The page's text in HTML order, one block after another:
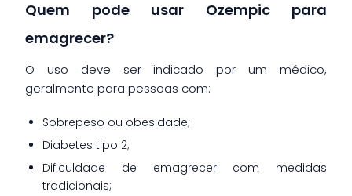
Quem pode usar Ozempic para
emagrecer?
O uso deve ser indicado por um médico,
geralmente para pessoas com:
Sobrepeso ou obesidade;
Diabetes tipo 2;
Dificuldade de emagrecer com medidas
tradicionais;